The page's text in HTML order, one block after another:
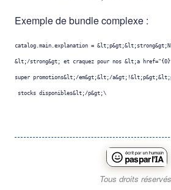
Exemple de bundle complexe :
catalog.main.explanation =
&lt;/strong&gt; et craquez pour nos &lt;a href=
super promotions&lt;/em&gt;&lt;/a&gt;
stocks disponibles&lt;/p&gt;
Tous droits